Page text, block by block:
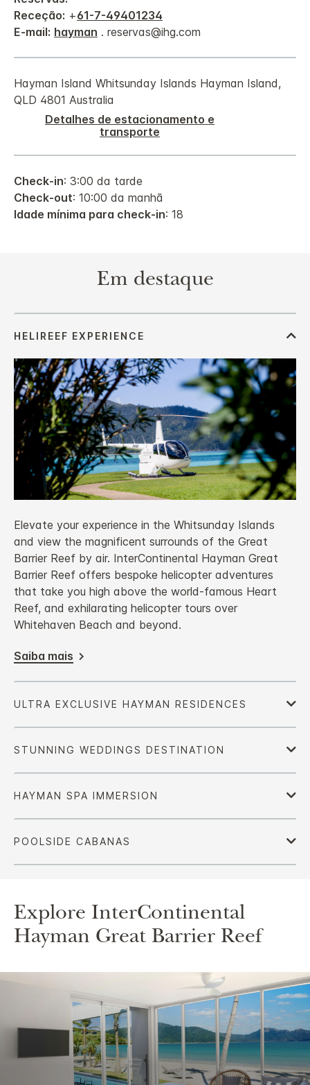
Receção: +61-7-49401234
E-mail: hayman . reservas@ihg.com
Hayman Island Whitsunday Islands Hayman Island,
QLD 4801 Australia
Detalhes de estacionamento e
transporte
Check-in: 3:00 da tarde
Check-out: 10:00 da manhã
Idade mínima para check-in: 18
Em destaque
Elevate your experience in the Whitsunday Islands
and view the magnificent surrounds of the Great
Barrier Reef by air. InterContinental Hayman Great
Barrier Reef offers bespoke helicopter adventures
that take you high above the world-famous Heart
Reef, and exhilarating helicopter tours over
Whitehaven Beach and beyond.
Saiba mais
Explore InterContinental
Hayman Great Barrier Reef